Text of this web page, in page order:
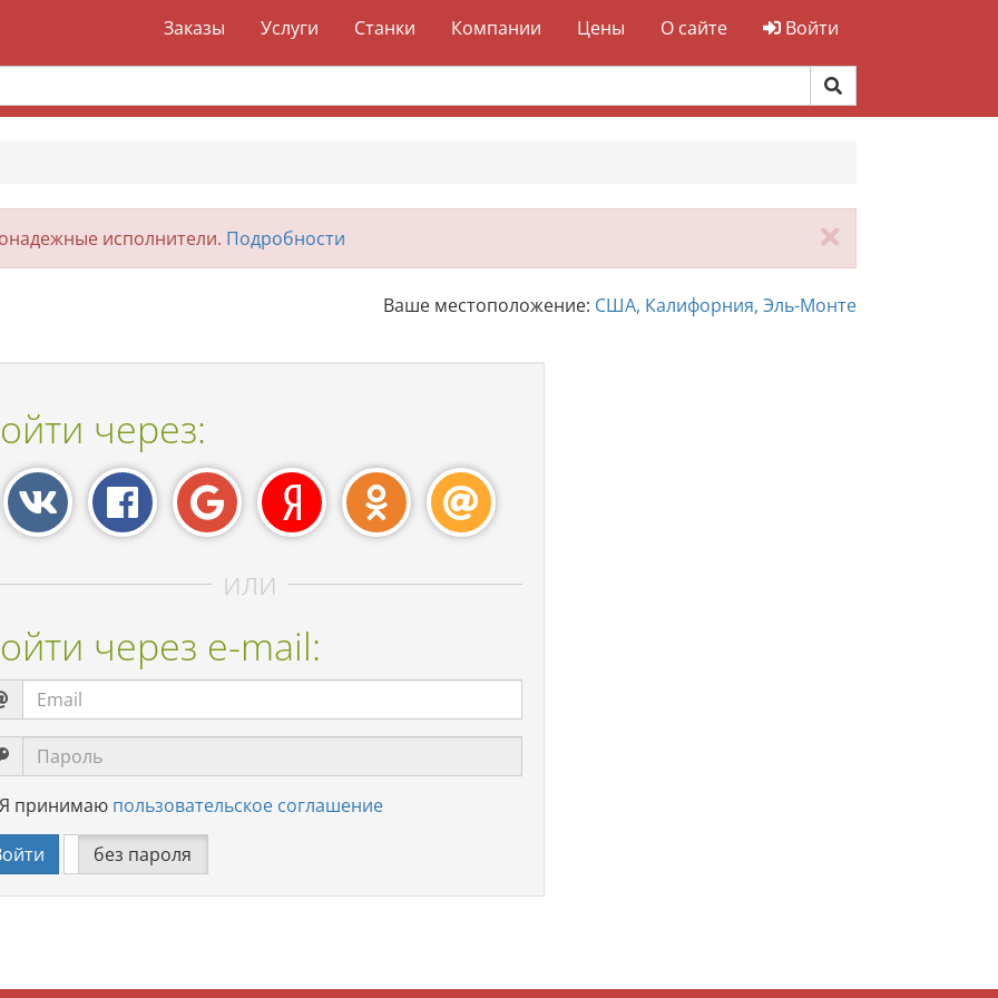
Заказы Услуги Станки Компании Цены О сайте Войти
исполнители. Подробности
Ваше местоположение: США, Калифорния, Эль-Монте
через:
или
через e-mail:
Я принимаю пользовательское соглашение
без пароля